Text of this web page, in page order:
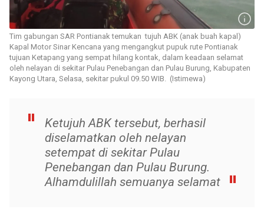
Tim gabungan SAR Pontianak temukan tujuh ABK (anak buah kapal)
Kapal Motor Sinar Kencana yang mengangkut pupuk rute Pontianak
tujuan Ketapang yang sempat hilang kontak, dalam keadaan selamat
oleh nelayan di sekitar Pulau Penebangan dan Pulau Burung, Kabupaten
Kayong Utara, Selasa, sekitar pukul 09.50 WIB. (Istimewa)
Ketujuh ABK tersebut, berhasil
diselamatkan oleh nelayan
setempat di sekitar Pulau
Penebangan dan Pulau Burung.
Alhamdulillah semuanya selamat